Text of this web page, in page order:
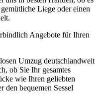
Liege oder einen
Angebote für Ihren
Umzug deutschlandweit
ob Sie Ihr gesamtes
wie Ihren geliebten
den bequemen Sessel